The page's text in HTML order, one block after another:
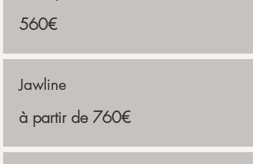
560€
Jawline
à partir de 760€